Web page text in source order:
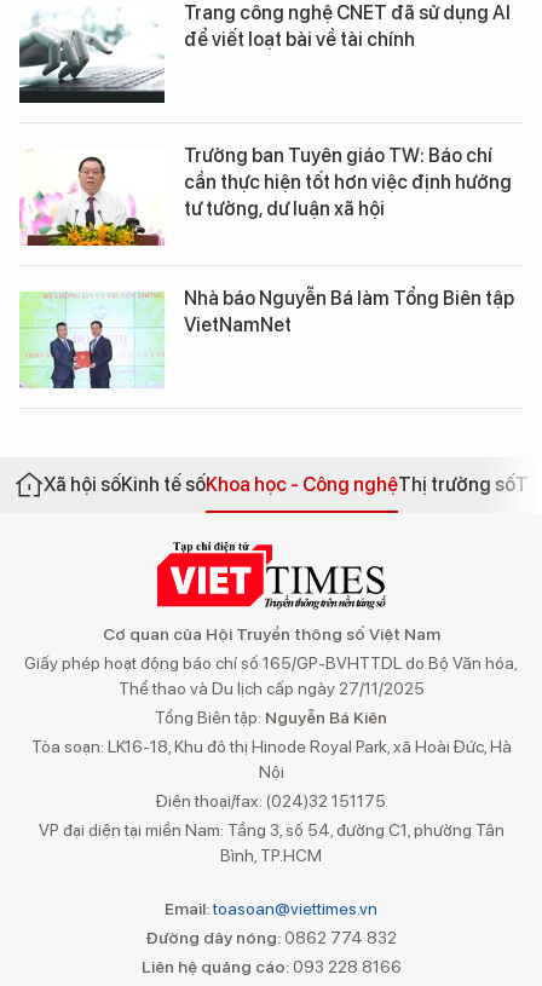
Trang công nghệ CNET đã sử dụng AI
để viết loạt bài về tài chính
Trưởng ban Tuyên giáo TW: Báo chí
cần thực hiện tốt hơn việc định hướng
tư tưởng, dư luận xã hội
Nhà báo Nguyễn Bá làm Tổng Biên tập
VietNamNet
Xã hội sốKinh tế sốKhoa học - Công nghệThị trường số
Cơ quan của Hội Truyền thông số Việt Nam
Giấy phép hoạt động báo chí số 165/GP-BVHTTDL do Bộ Văn hóa,
Thể thao và Du lịch cấp ngày 27/11/2025
Tổng Biên tập: Nguyễn Bá Kiên
Tòa soạn: LK16-18, Khu đô thị Hinode Royal Park, xã Hoài Đức, Hà
Nội
Điện thoại/fax: (024)32 151175
VP đại diện tại miền Nam: Tầng 3, số 54, đường C1, phường Tân
Bình, TP.HCM
Email:toasoan@viettimes.vn
Đường dây nóng: 0862 774 832
Liên hệ quảng cáo:093 228 8166